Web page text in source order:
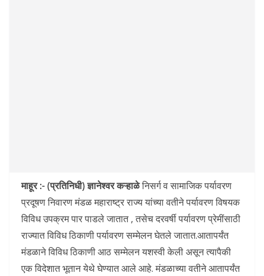
माहूर :- (प्रतिनिधी) ज्ञानेश्वर कऱ्हाळेनिसर्ग व सामाजिक पर्यावरण
प्रदूषण निवारण मंडळ महाराष्ट्र राज्य यांच्या वतीने पर्यावरण विषयक
विविध उपक्रम पार पाडले जातात , तसेच दरवर्षी पर्यावरण प्रेमींसाठी
राज्यात विविध ठिकाणी पर्यावरण सम्मेलन घेतले जातात.आतापर्यंत
मंडळाने विविध ठिकाणी आठ सम्मेलन यशस्वी केली असून त्यापैकी
एक विदेशात भूतान येथे घेण्यात आले आहे. मंडळाच्या वतीने आतापर्यंत